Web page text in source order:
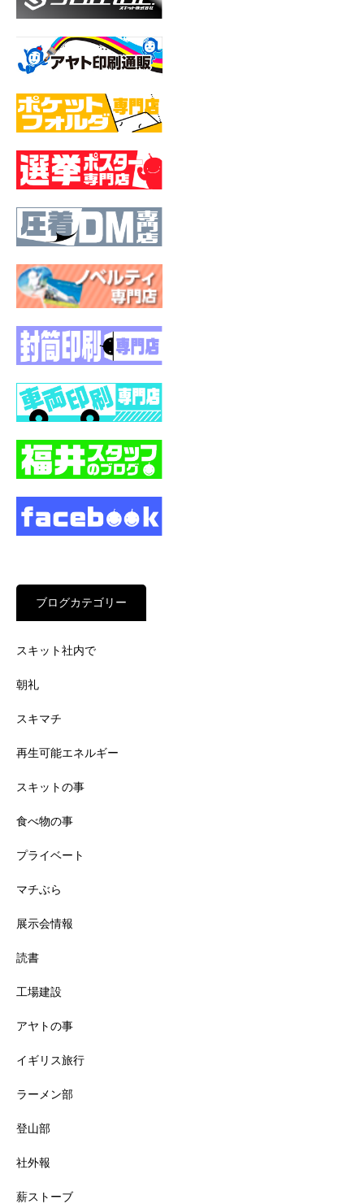
ブログカテゴリー
スキット社内で
朝礼
スキマチ
再生可能エネルギー
スキットの事
食べ物の事
プライベート
マチぶら
展示会情報
読書
工場建設
アヤトの事
イギリス旅行
ラーメン部
登山部
社外報
薪ストーブ